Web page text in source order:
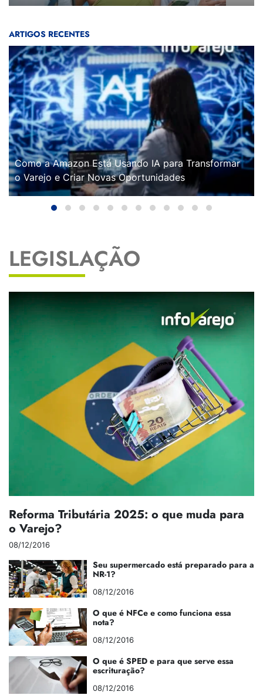
ARTIGOS RECENTES
Como a Amazon Está Usando IA para Transformar
o Varejo e Criar Novas Oportunidades
LEGISLAÇÃO
Reforma Tributária 2025: o que muda para
o Varejo?
08/12/2016
Seu supermercado está preparado para a
NR-1?
08/12/2016
O que é NFCe e como funciona essa
nota?
08/12/2016
O que é SPED e para que serve essa
escrituração?
08/12/2016